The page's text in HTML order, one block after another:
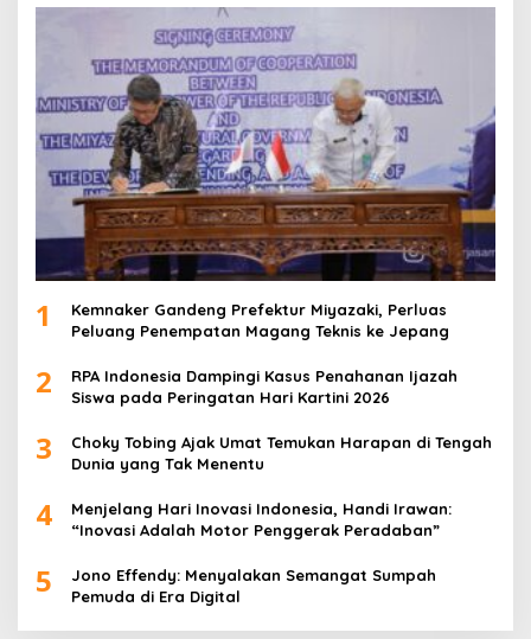
1
Kemnaker Gandeng Prefektur Miyazaki, Perluas
Peluang Penempatan Magang Teknis ke Jepang
2
RPA Indonesia Dampingi Kasus Penahanan Ijazah
Siswa pada Peringatan Hari Kartini 2026
3
Choky Tobing Ajak Umat Temukan Harapan di Tengah
Dunia yang Tak Menentu
4
Menjelang Hari Inovasi Indonesia, Handi Irawan:
“Inovasi Adalah Motor Penggerak Peradaban”
5
Jono Effendy: Menyalakan Semangat Sumpah
Pemuda di Era Digital